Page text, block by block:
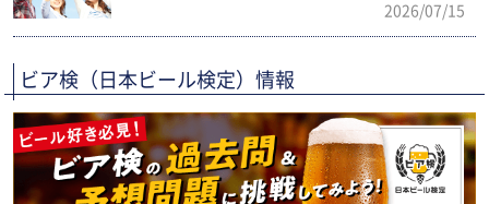
2026/07/15
ビア検（日本ビール検定）情報